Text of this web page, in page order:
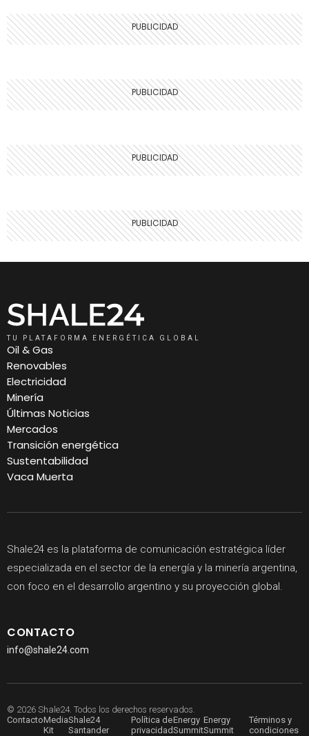
TU PLATAFORMA ENERGÉTICA GLOBAL
Oil & Gas
Renovables
Electricidad
Minería
Últimas Noticias
Mercados
Transición energética
Sustentabilidad
Vaca Muerta
Shale24 es la plataforma de comunicación estratégica líder
especializada en el sector de la energía y la minería argentina,
con foco en el desarrollo argentino y su proyección global.
CONTACTO
info@shale24.com
© 2026 Shale24. Todos los derechos reservados.
ContactoMedia
Kit
Shale24
Santander
Política de
privacidad
Energy
Summit
Energy
Summit
Términos y
condiciones